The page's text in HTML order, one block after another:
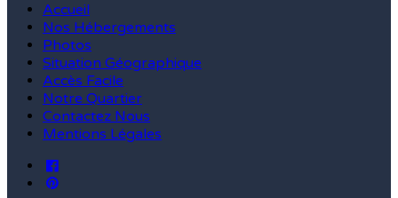
Accueil
Nos Hébergements
Photos
Situation Géographique
Accès Facile
Notre Quartier
Contactez Nous
Mentions Légales